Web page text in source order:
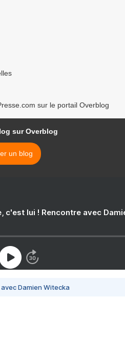
sur le portail Overblog
sur Overblog
un blog
c'est lui ! Rencontre avec
Damien Witecka